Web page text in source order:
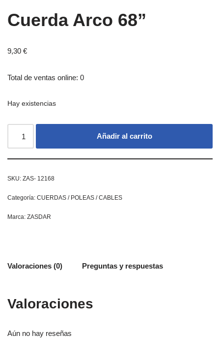
Cuerda Arco 68”
9,30 €
Total de ventas online: 0
Hay existencias
Añadir al carrito
SKU: ZAS- 12168
Categoría: CUERDAS / POLEAS / CABLES
Marca: ZASDAR
Valoraciones (0) Preguntas y respuestas
Valoraciones
Aún no hay reseñas